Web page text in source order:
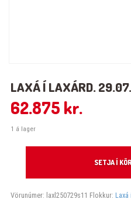
LAXÁ Í LAXÁRD.
62.875 kr.
1 á lager
SETJA Í
Vörunúmer: laxl250729s11 Flokkur: Laxá